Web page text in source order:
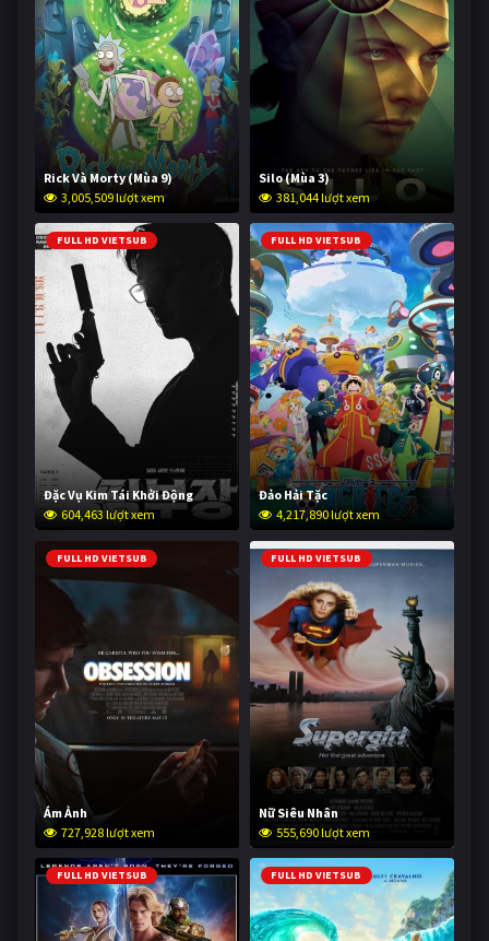
Rick Và Morty (Mùa 9)
3,005,509 lượt xem
Silo (Mùa 3)
381,044 lượt xem
FULL HD VIETSUB
Đặc Vụ Kim Tái Khởi Động
604,463 lượt xem
FULL HD VIETSUB
Đảo Hải Tặc
4,217,890 lượt xem
FULL HD VIETSUB
Ám Ảnh
727,928 lượt xem
FULL HD VIETSUB
Nữ Siêu Nhân
555,690 lượt xem
FULL HD VIETSUB FULL HD VIETSUB